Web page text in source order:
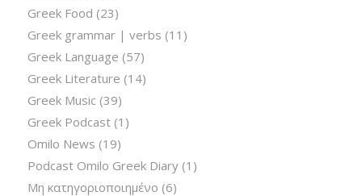
Greek Food (23)
Greek grammar | verbs (11)
Greek Language (57)
Greek Literature (14)
Greek Music (39)
Greek Podcast(1)
Omilo News (19)
Podcast Omilo Greek Diary(1)
Μη κατηγοριοποιημένο (6)